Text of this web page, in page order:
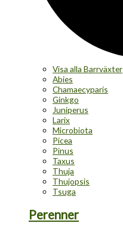
Visa alla Barrväxter
Abies
Chamaecyparis
Ginkgo
Juniperus
Larix
Microbiota
Picea
Pinus
Taxus
Thuja
Thujopsis
Tsuga
Perenner